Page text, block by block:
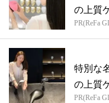
の上質
PR(ReFa
特別な
の上質
PR(ReFa